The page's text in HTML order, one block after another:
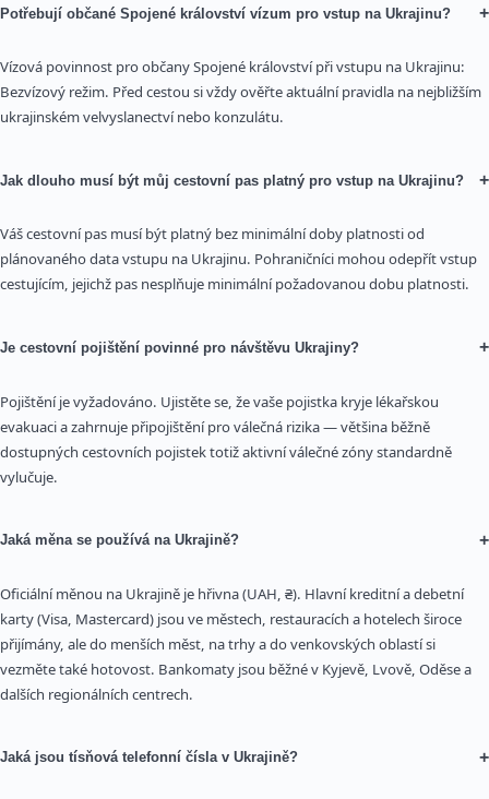
Potřebují občané Spojené království vízum pro vstup na Ukrajinu? +
Vízová povinnost pro občany Spojené království při vstupu na Ukrajinu:
Bezvízový režim. Před cestou si vždy ověřte aktuální pravidla na nejbližším
ukrajinském velvyslanectví nebo konzulátu.
Jak dlouho musí být můj cestovní pas platný pro vstup na Ukrajinu? +
Váš cestovní pas musí být platný bez minimální doby platnosti od
plánovaného data vstupu na Ukrajinu. Pohraničníci mohou odepřít vstup
cestujícím, jejichž pas nesplňuje minimální požadovanou dobu platnosti.
Je cestovní pojištění povinné pro návštěvu Ukrajiny? +
Pojištění je vyžadováno. Ujistěte se, že vaše pojistka kryje lékařskou
evakuaci a zahrnuje připojištění pro válečná rizika — většina běžně
dostupných cestovních pojistek totiž aktivní válečné zóny standardně
vylučuje.
Jaká měna se používá na Ukrajině? +
Oficiální měnou na Ukrajině je hřivna (UAH, ₴). Hlavní kreditní a debetní
karty (Visa, Mastercard) jsou ve městech, restauracích a hotelech široce
přijímány, ale do menších měst, na trhy a do venkovských oblastí si
vezměte také hotovost. Bankomaty jsou běžné v Kyjevě, Lvově, Oděse a
dalších regionálních centrech.
Jaká jsou tísňová telefonní čísla v Ukrajině? +